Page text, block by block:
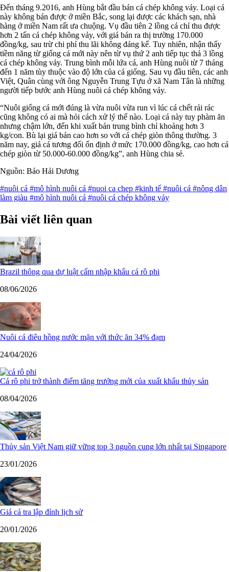
Đến tháng 9.2016, anh Hùng bắt đầu bán cá chép không vảy. Loại cá
này không bán được ở miền Bắc, song lại được các khách sạn, nhà
hàng ở miền Nam rất ưa chuộng. Vụ đầu tiên 2 lồng cá chỉ thu được
hơn 2 tấn cá chép không vảy, với giá bán ra thị trường 170.000
đồng/kg, sau trừ chi phí thu lãi không đáng kể. Tuy nhiên, nhận thấy
tiềm năng từ giống cá mới này nên từ vụ thứ 2 anh tiếp tục thả 3 lồng
cá chép không vảy. Trung bình mỗi lứa cá, anh Hùng nuôi từ 7 tháng
đến 1 năm tùy thuộc vào độ lớn của cá giống. Sau vụ đầu tiên, các anh
Việt, Quân cùng với ông Nguyễn Trung Tựu ở xã Nam Tân là những
người tiếp bước anh Hùng nuôi cá chép không vảy.
“Nuôi giống cá mới đúng là vừa nuôi vừa run vì lúc cá chết rải rác
cũng không có ai mà hỏi cách xử lý thế nào. Loại cá này tuy phàm ăn
nhưng chậm lớn, đến khi xuất bán trung bình chỉ khoảng hơn 3
kg/con. Bù lại giá bán cao hơn so với cá chép giòn thông thường. 3
năm nay, giá cá tương đối ổn định ở mức 170.000 đồng/kg, cao hơn cá
chép giòn từ 50.000-60.000 đồng/kg”, anh Hùng chia sẻ.
Nguồn: Báo Hải Dương
#nuôi cá #mô hình nuôi cá #nuoi ca chep #kinh tế #nuôi cá #nông dân
làm giàu #mô hình nuôi cá #nuôi cá chép không vảy
Bài viết liên quan
Brazil thông qua dự luật cấm nhập khẩu cá rô phi
08/06/2026
Nuôi cá điêu hồng nước mặn với thức ăn 34% đạm
24/04/2026
Cá rô phi trở thành điểm tăng trưởng mới của xuất khẩu thủy sản
08/04/2026
Thủy sản Việt Nam giữ vững top 3 nguồn cung lớn nhất tại Singapore
23/01/2026
Giá cá tra lập đỉnh lịch sử
20/01/2026